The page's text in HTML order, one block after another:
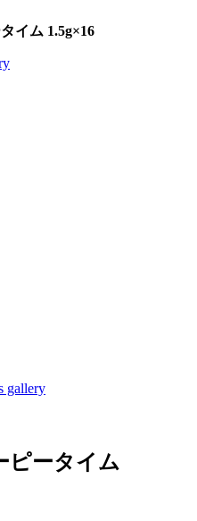
イム 1.5g×16
gallery
ピータイム